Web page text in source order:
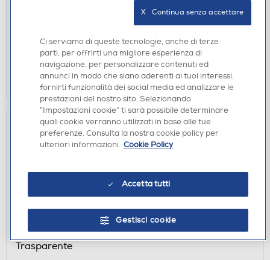
Acquisto online:disponibile
Ritiro in negozio in 30' gratuito: verifica
AGGIUNGI
SBS - Cover Skinny per Oppo A6 Pro 5G-
Trasparente
Ci serviamo di queste tecnologie, anche di terze
parti, per offrirti una migliore esperienza di
navigazione, per personalizzare contenuti ed
annunci in modo che siano aderenti ai tuoi interessi,
fornirti funzionalità dei social media ed analizzare le
prestazioni del nostro sito. Selezionando
“Impostazioni cookie” ti sarà possibile determinare
quali cookie verranno utilizzati in base alle tue
preferenze. Consulta la nostra cookie policy per
ulteriori informazioni. Cookie Policy
Accetta tutti
Gestisci cookie
X   Continua senza accettare